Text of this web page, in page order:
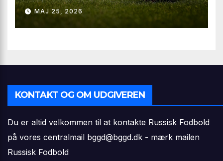
Second League – Group 3
MAJ 25, 2026
KONTAKT OG OM UDGIVEREN
Du er altid velkommen til at kontakte Russisk Fodbold
på vores centralmail bggd@bggd.dk - mærk mailen
Russisk Fodbold